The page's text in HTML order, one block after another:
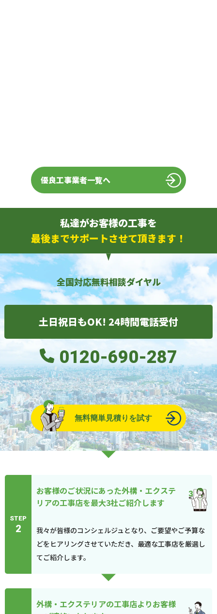
優良工事業者一覧へ
私達がお客様の工事を
最後までサポートさせて頂きます！
全国対応無料相談ダイヤル
土日祝日もOK! 24時間電話受付
0120-690-287
無料簡単見積りを試す
STEP
2
お客様のご状況にあった外構・エクステ
リアの工事店を最大3社ご紹介します
我々が皆様のコンシェルジュとなり、ご要望やご予算な
どをヒアリングさせていただき、最適な工事店を厳選し
てご紹介します。
外構・エクステリアの工事店よりお客様